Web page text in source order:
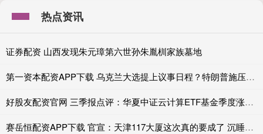
热点资讯
证券配资 山西发现朱元璋第六世孙朱胤杊家族墓地
第一资本配资APP下载 乌克兰大选提上议事日程？特朗普施压下泽连斯基首次松口，乌民众怎么看
好股友配资官网 三季报点评：华夏中证云计算ETF基金季度涨幅40.33%
赛岳恒配资APP下载 官宣：天津117大厦这次真的要成了 沉睡巨人迎来重生